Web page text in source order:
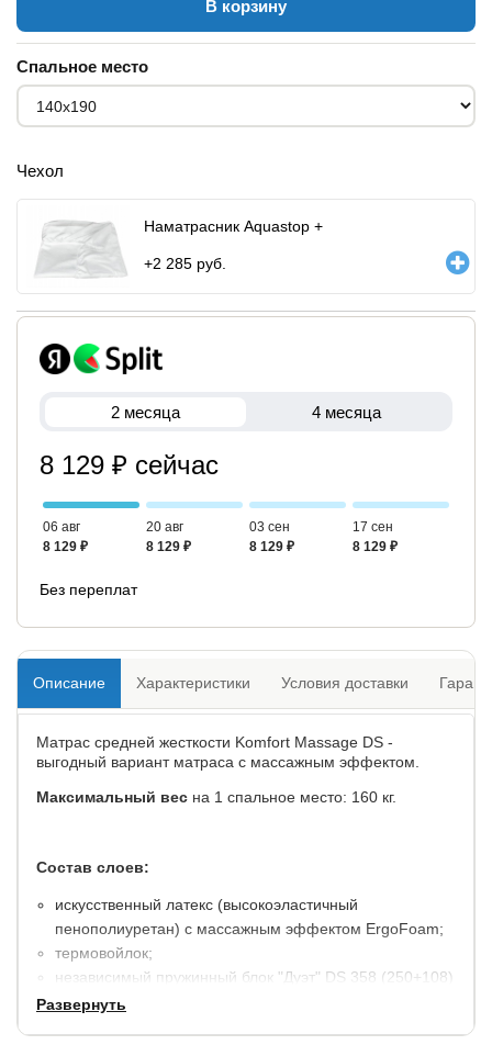
В корзину
Спальное место
Чехол
Наматрасник Aquastop +
+2 285 руб.
2 месяца 4 месяца
8 129 ₽ сейчас
06 авг
8 129 ₽
20 авг
8 129 ₽
03 сен
8 129 ₽
17 сен
8 129 ₽
Без переплат
Описание Характеристики Условия доставки
Матрас средней жесткости Komfort Massage DS -
выгодный вариант матраса с массажным эффектом.
Максимальный вес на 1 спальное место: 160 кг.
Состав слоев:
искусственный латекс (высокоэластичный
пенополиуретан) с массажным эффектом ErgoFoam;
термовойлок;
независимый пружинный блок "Дуэт" DS 358 (250+108)
пр./м2 с размещением в каждой второй пружине
Развернуть